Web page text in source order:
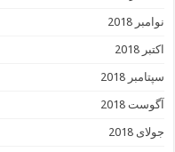
نوامبر 2018
اکتبر 2018
سپتامبر 2018
آگوست 2018
جولای 2018